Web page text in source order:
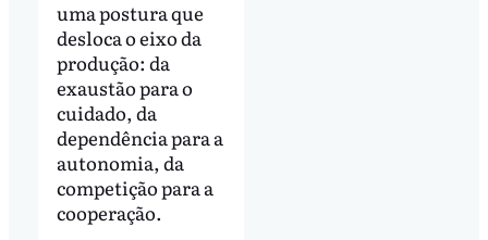
uma postura que
desloca o eixo da
produção: da
exaustão para o
cuidado, da
dependência para a
autonomia, da
competição para a
cooperação.